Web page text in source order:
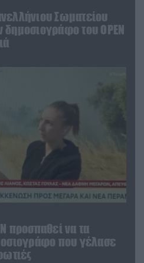
Σωματείου
του OPEN
προσπαθεί να τα
που γέλασε